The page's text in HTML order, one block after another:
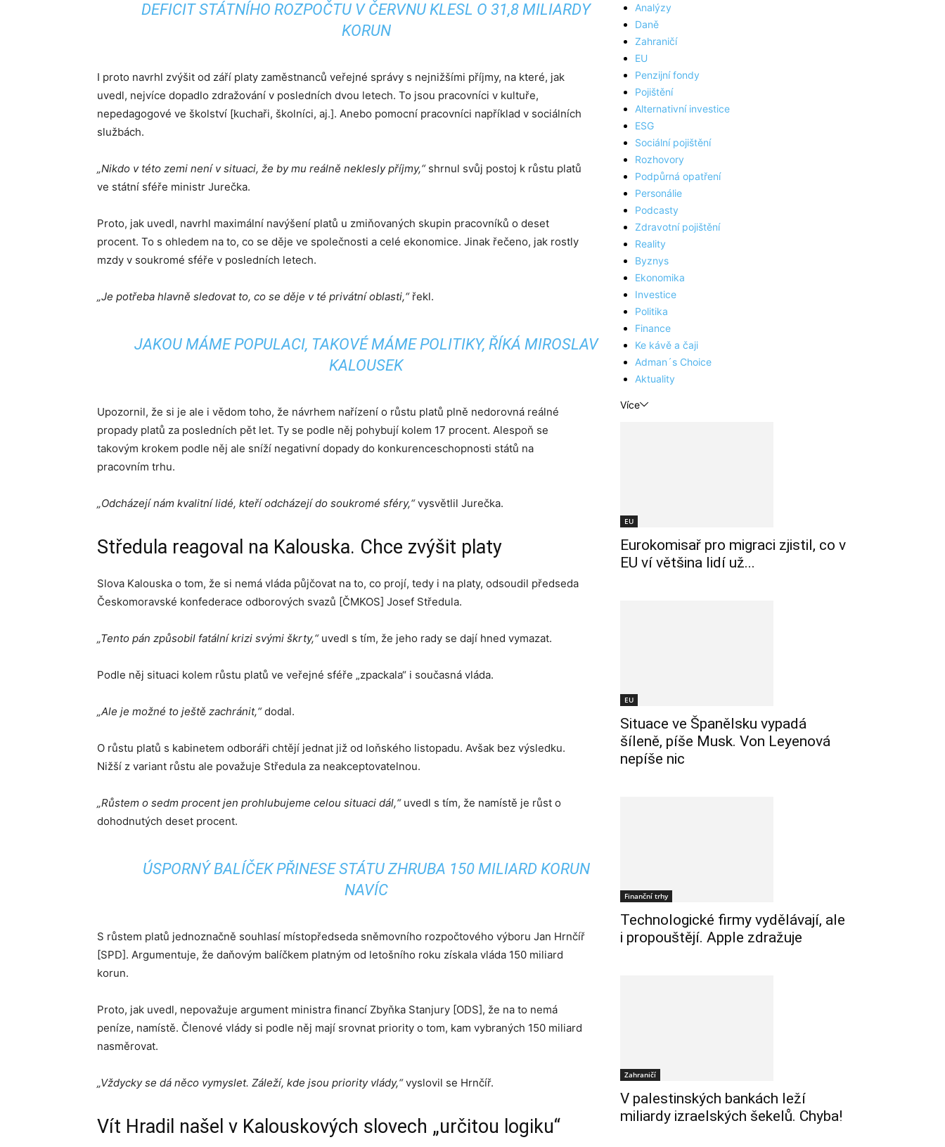
DEFICIT STÁTNÍHO ROZPOČTU V ČERVNU KLESL O 31,8 MILIARDY
KORUN
I proto navrhl zvýšit od září platy zaměstnanců veřejné správy s nejnižšími příjmy, na které, jak
uvedl, nejvíce dopadlo zdražování v posledních dvou letech. To jsou pracovníci v kultuře,
nepedagogové ve školství [kuchaři, školníci, aj.]. Anebo pomocní pracovníci například v sociálních
službách.
„Nikdo v této zemi není v situaci, že by mu reálně neklesly příjmy,“shrnul svůj postoj k růstu platů
ve státní sféře ministr Jurečka.
Proto, jak uvedl, navrhl maximální navýšení platů u zmiňovaných skupin pracovníků o deset
procent. To s ohledem na to, co se děje ve společnosti a celé ekonomice. Jinak řečeno, jak rostly
mzdy v soukromé sféře v posledních letech.
„Je potřeba hlavně sledovat to, co se děje v té privátní oblasti,“řekl.
JAKOU MÁME POPULACI, TAKOVÉ MÁME POLITIKY, ŘÍKÁ MIROSLAV
KALOUSEK
Upozornil, že si je ale i vědom toho, že návrhem nařízení o růstu platů plně nedorovná reálné
propady platů za posledních pět let. Ty se podle něj pohybují kolem 17 procent. Alespoň se
takovým krokem podle něj ale sníží negativní dopady do konkurenceschopnosti států na
pracovním trhu.
„Odcházejí nám kvalitní lidé, kteří odcházejí do soukromé sféry,“vysvětlil Jurečka.
Středula reagoval na Kalouska. Chce zvýšit platy
Slova Kalouska o tom, že si nemá vláda půjčovat na to, co projí, tedy i na platy, odsoudil předseda
Českomoravské konfederace odborových svazů [ČMKOS] Josef Středula.
„Tento pán způsobil fatální krizi svými škrty,“uvedl s tím, že jeho rady se dají hned vymazat.
Podle něj situaci kolem růstu platů ve veřejné sféře „zpackala“ i současná vláda.
„Ale je možné to ještě zachránit,“dodal.
O růstu platů s kabinetem odboráři chtějí jednat již od loňského listopadu. Avšak bez výsledku.
Nižší z variant růstu ale považuje Středula za neakceptovatelnou.
„Růstem o sedm procent jen prohlubujeme celou situaci dál,“ uvedl s tím, že namístě je růst o
dohodnutých deset procent.
ÚSPORNÝ BALÍČEK PŘINESE STÁTU ZHRUBA 150 MILIARD KORUN
NAVÍC
S růstem platů jednoznačně souhlasí místopředseda sněmovního rozpočtového výboru Jan Hrnčíř
[SPD]. Argumentuje, že daňovým balíčkem platným od letošního roku získala vláda 150 miliard
korun.
Proto, jak uvedl, nepovažuje argument ministra financí Zbyňka Stanjury [ODS], že na to nemá
peníze, namístě. Členové vlády si podle něj mají srovnat priority o tom, kam vybraných 150 miliard
nasměrovat.
„Vždycky se dá něco vymyslet. Záleží, kde jsou priority vlády,“vyslovil se Hrnčíř.
Vít Hradil našel v Kalouskových slovech „určitou logiku“
Analýzy
Daně
Zahraničí
EU
Penzijní fondy
Pojištění
Alternativní investice
ESG
Sociální pojištění
Rozhovory
Podpůrná opatření
Personálie
Podcasty
Zdravotní pojištění
Reality
Byznys
Ekonomika
Investice
Politika
Finance
Ke kávě a čaji
Adman´s Choice
Aktuality
Více
EU
Eurokomisař pro migraci zjistil, co v
EU ví většina lidí už...
EU
Situace ve Španělsku vypadá
šíleně, píše Musk. Von Leyenová
nepíše nic
Finanční trhy
Technologické firmy vydělávají, ale
i propouštějí. Apple zdražuje
Zahraničí
V palestinských bankách leží
miliardy izraelských šekelů. Chyba!